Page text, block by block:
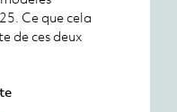
Ce que cela
de ces deux